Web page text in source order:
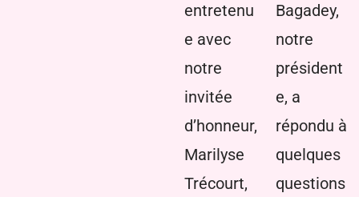
entretenu
e avec
notre
invitée
d’honneur,
Marilyse
Trécourt,
Bagadey,
notre
président
e, a
répondu à
quelques
questions